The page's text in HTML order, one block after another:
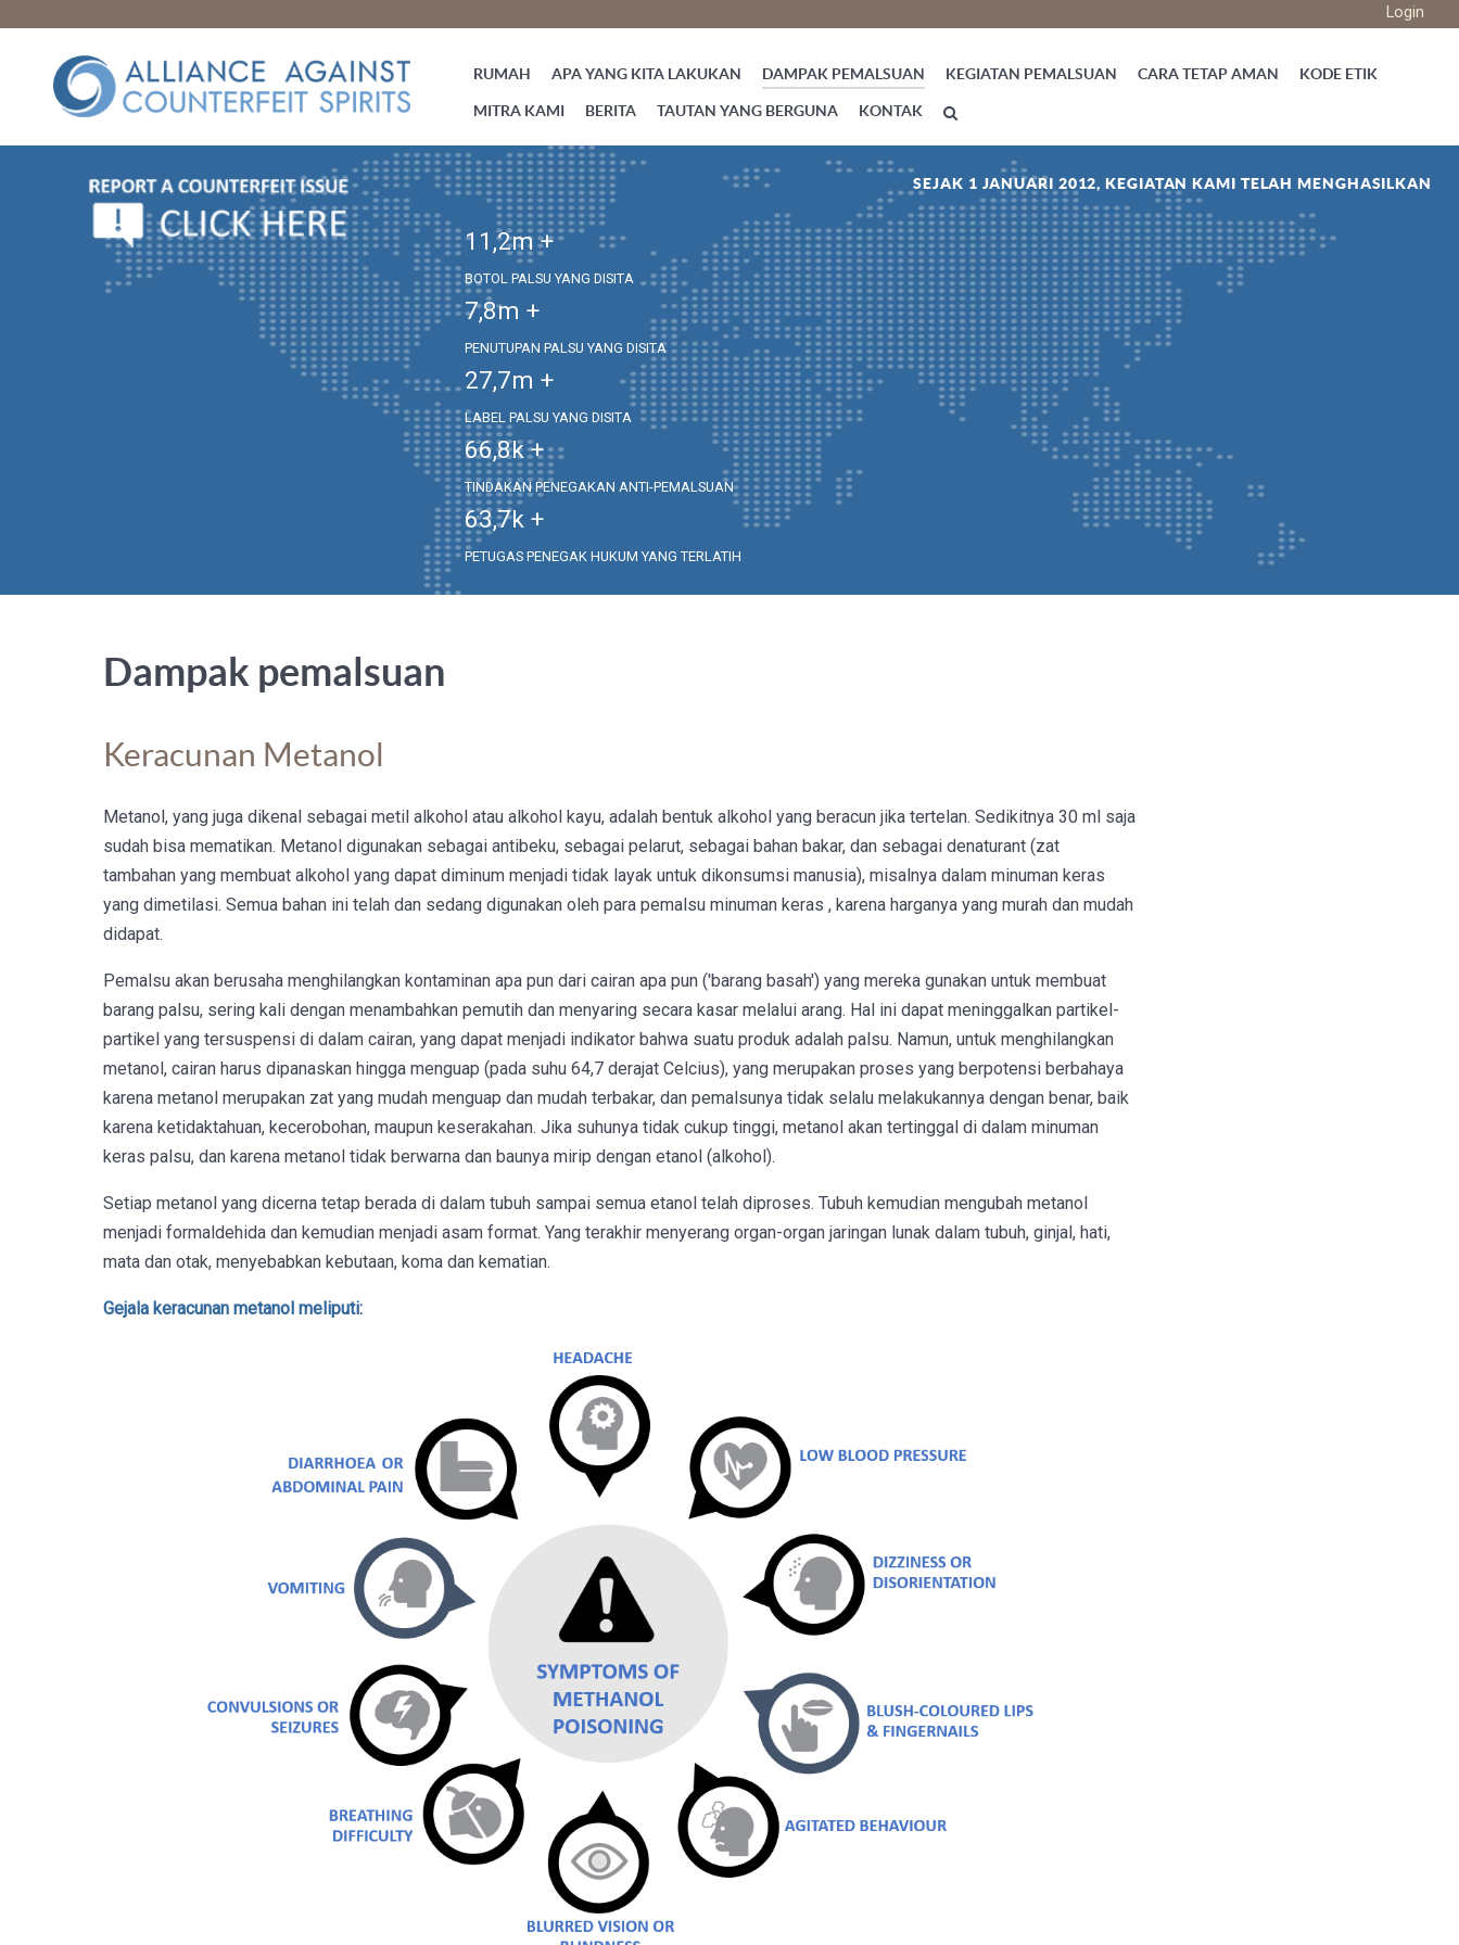
Login
RUMAH APA YANG KITA LAKUKAN DAMPAK PEMALSUAN KEGIATAN PEMALSUAN CARA TETAP AMAN KODE ETIK
MITRA KAMI BERITA TAUTAN YANG BERGUNA KONTAK
SEJAK 1 JANUARI 2012, KEGIATAN KAMI TELAH MENGHASILKAN
11,2m +
BOTOL PALSU YANG DISITA
7,8m +
PENUTUPAN PALSU YANG DISITA
27,7m +
LABEL PALSU YANG DISITA
66,8k +
TINDAKAN PENEGAKAN ANTI-PEMALSUAN
63,7k +
PETUGAS PENEGAK HUKUM YANG TERLATIH
Dampak pemalsuan
Keracunan Metanol
Metanol, yang juga dikenal sebagai metil alkohol atau alkohol kayu, adalah bentuk alkohol yang beracun jika tertelan. Sedikitnya 30 ml saja
sudah bisa mematikan. Metanol digunakan sebagai antibeku, sebagai pelarut, sebagai bahan bakar, dan sebagai denaturant (zat
tambahan yang membuat alkohol yang dapat diminum menjadi tidak layak untuk dikonsumsi manusia), misalnya dalam minuman keras
yang dimetilasi. Semua bahan ini telah dan sedang digunakan oleh para pemalsu minuman keras , karena harganya yang murah dan mudah
didapat.
Pemalsu akan berusaha menghilangkan kontaminan apa pun dari cairan apa pun ('barang basah') yang mereka gunakan untuk membuat
barang palsu, sering kali dengan menambahkan pemutih dan menyaring secara kasar melalui arang. Hal ini dapat meninggalkan partikel-
partikel yang tersuspensi di dalam cairan, yang dapat menjadi indikator bahwa suatu produk adalah palsu. Namun, untuk menghilangkan
metanol, cairan harus dipanaskan hingga menguap (pada suhu 64,7 derajat Celcius), yang merupakan proses yang berpotensi berbahaya
karena metanol merupakan zat yang mudah menguap dan mudah terbakar, dan pemalsunya tidak selalu melakukannya dengan benar, baik
karena ketidaktahuan, kecerobohan, maupun keserakahan. Jika suhunya tidak cukup tinggi, metanol akan tertinggal di dalam minuman
keras palsu, dan karena metanol tidak berwarna dan baunya mirip dengan etanol (alkohol).
Setiap metanol yang dicerna tetap berada di dalam tubuh sampai semua etanol telah diproses. Tubuh kemudian mengubah metanol
menjadi formaldehida dan kemudian menjadi asam format. Yang terakhir menyerang organ-organ jaringan lunak dalam tubuh, ginjal, hati,
mata dan otak, menyebabkan kebutaan, koma dan kematian.
Gejala keracunan metanol meliputi: